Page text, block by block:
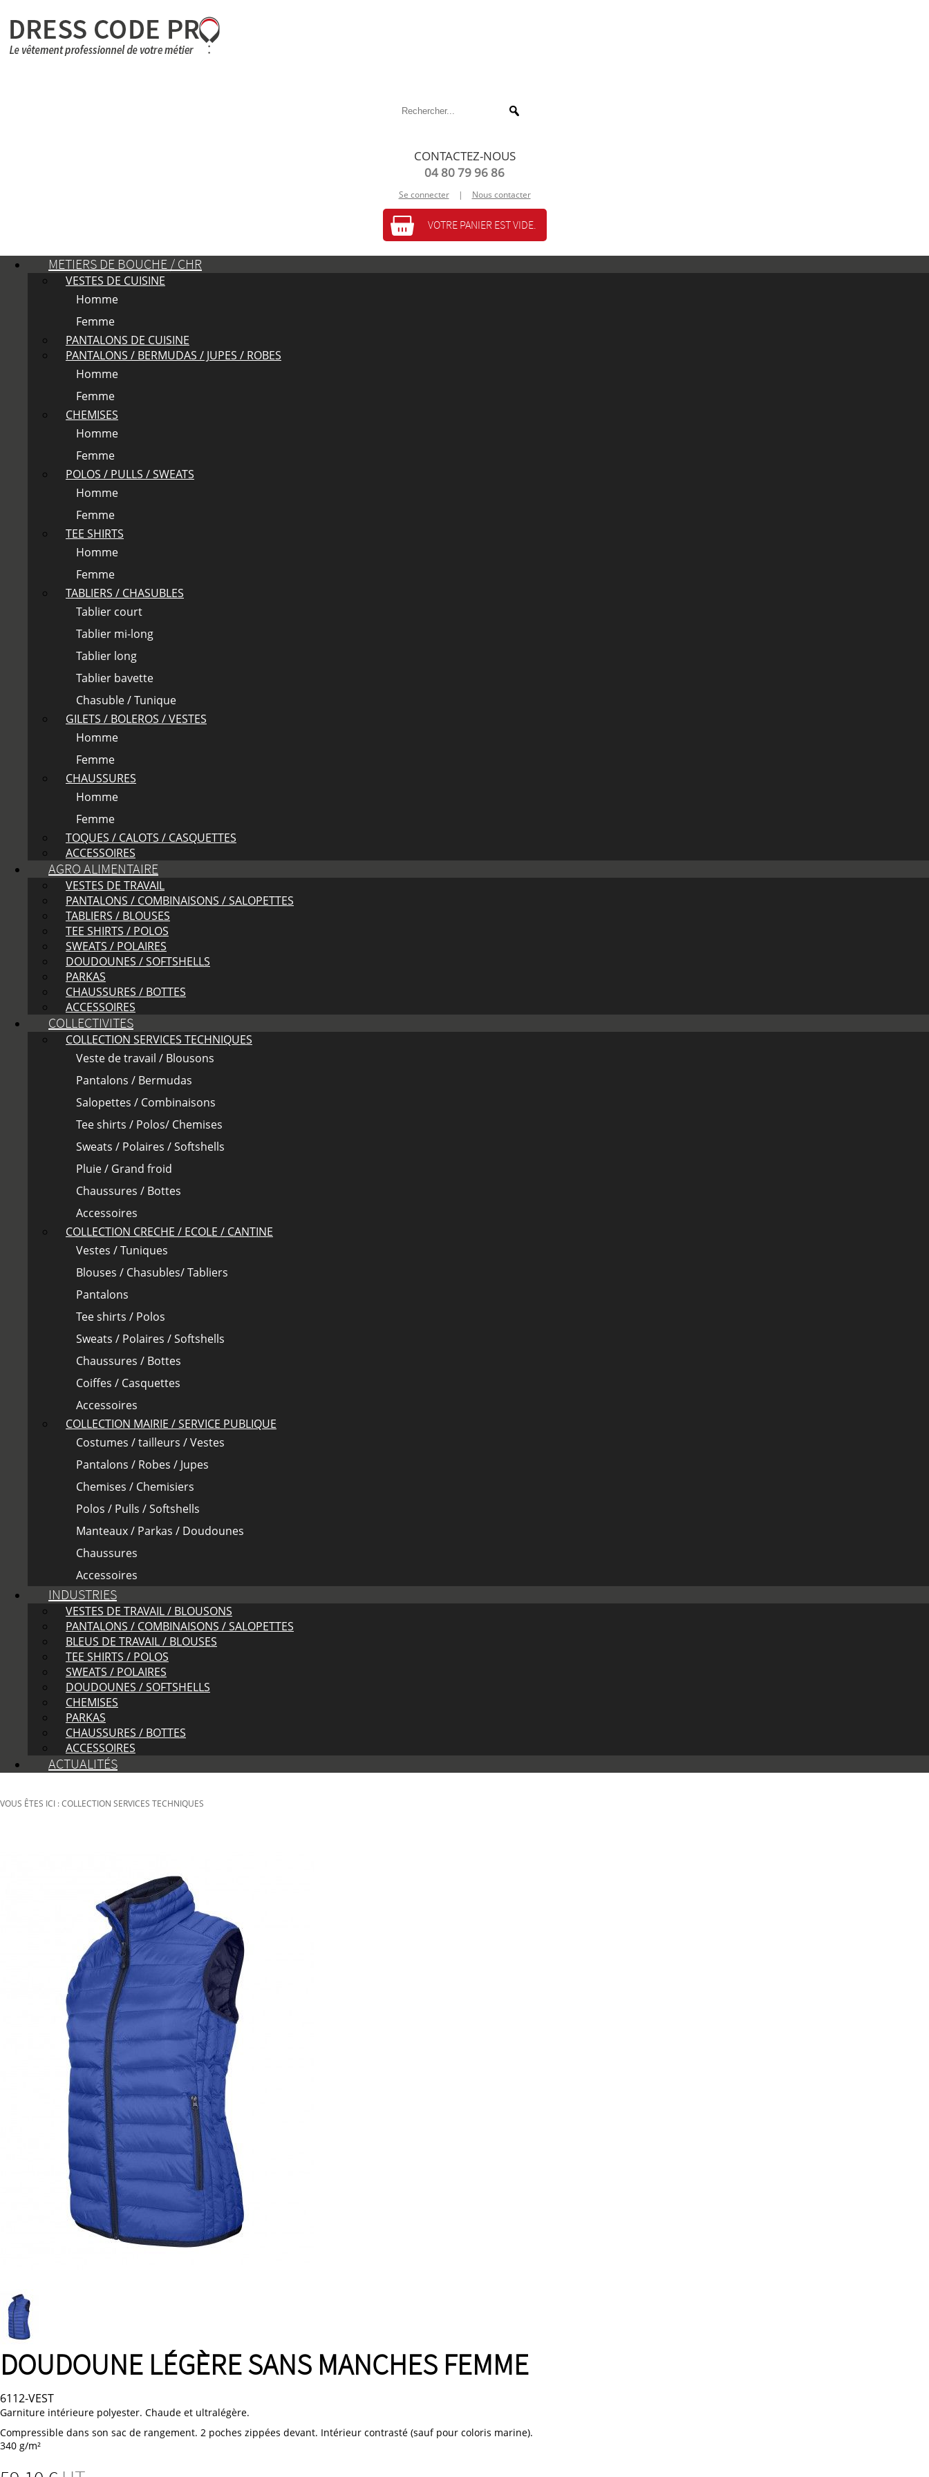
CONTACTEZ-NOUS
04 80 79 96 86
Se connecter | Nous contacter
VOTRE PANIER EST VIDE.
METIERS DE BOUCHE / CHR
VESTES DE CUISINE
Homme
Femme
PANTALONS DE CUISINE
PANTALONS / BERMUDAS / JUPES / ROBES
Homme
Femme
CHEMISES
Homme
Femme
POLOS / PULLS / SWEATS
Homme
Femme
TEE SHIRTS
Homme
Femme
TABLIERS / CHASUBLES
Tablier court
Tablier mi-long
Tablier long
Tablier bavette
Chasuble / Tunique
GILETS / BOLEROS / VESTES
Homme
Femme
CHAUSSURES
Homme
Femme
TOQUES / CALOTS / CASQUETTES
ACCESSOIRES
AGRO ALIMENTAIRE
VESTES DE TRAVAIL
PANTALONS / COMBINAISONS / SALOPETTES
TABLIERS / BLOUSES
TEE SHIRTS / POLOS
SWEATS / POLAIRES
DOUDOUNES / SOFTSHELLS
PARKAS
CHAUSSURES / BOTTES
ACCESSOIRES
COLLECTIVITES
COLLECTION SERVICES TECHNIQUES
Veste de travail / Blousons
Pantalons / Bermudas
Salopettes / Combinaisons
Tee shirts / Polos/ Chemises
Sweats / Polaires / Softshells
Pluie / Grand froid
Chaussures / Bottes
Accessoires
COLLECTION CRECHE / ECOLE / CANTINE
Vestes / Tuniques
Blouses / Chasubles/ Tabliers
Pantalons
Tee shirts / Polos
Sweats / Polaires / Softshells
Chaussures / Bottes
Coiffes / Casquettes
Accessoires
COLLECTION MAIRIE / SERVICE PUBLIQUE
Costumes / tailleurs / Vestes
Pantalons / Robes / Jupes
Chemises / Chemisiers
Polos / Pulls / Softshells
Manteaux / Parkas / Doudounes
Chaussures
Accessoires
INDUSTRIES
VESTES DE TRAVAIL / BLOUSONS
PANTALONS / COMBINAISONS / SALOPETTES
BLEUS DE TRAVAIL / BLOUSES
TEE SHIRTS / POLOS
SWEATS / POLAIRES
DOUDOUNES / SOFTSHELLS
CHEMISES
PARKAS
CHAUSSURES / BOTTES
ACCESSOIRES
ACTUALITÉS
VOUS ÊTES ICI : COLLECTION SERVICES TECHNIQUES
DOUDOUNE LÉGÈRE SANS MANCHES FEMME
6112-VEST
Garniture intérieure polyester. Chaude et ultralégère.
Compressible dans son sac de rangement. 2 poches zippées devant. Intérieur contrasté (sauf pour coloris marine).
340 g/m²